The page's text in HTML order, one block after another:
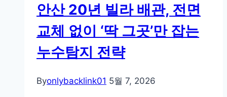
그
룹
움
짤
글
안산 20년 빌라 배관, 전면
교체 없이 ‘딱 그곳’만 잡는
누수탐지 전략
Byonlybacklink01 5월 7, 2026